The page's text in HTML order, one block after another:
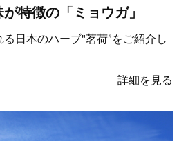
特徴の「ミョウガ」
日本のハーブ"茗荷”をご紹介し
詳細を見る